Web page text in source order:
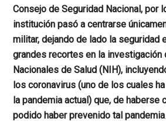
Consejo de Seguridad Nacional, por
institución pasó a centrarse
militar, dejando de lado la seguridad
grandes recortes en la
Nacionales de Salud (NIH),
los coronavirus (uno de los cuales
la pandemia actual) que, de haberse
podido haber prevenido tal pandemia.